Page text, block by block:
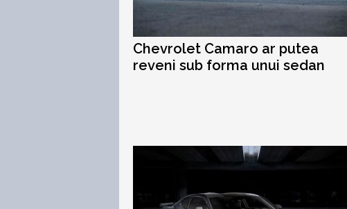
Chevrolet Camaro ar putea
reveni sub forma unui sedan